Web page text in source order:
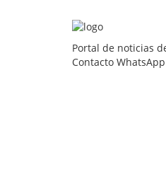
Portal de noticias
Contacto